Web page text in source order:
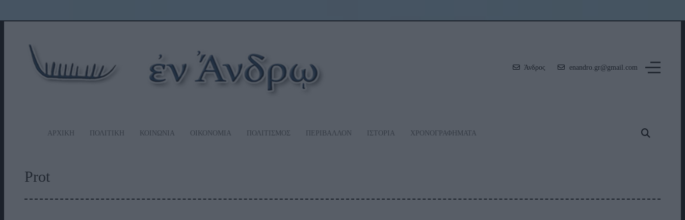
Άνδρος enandro.gr@gmail.com
ΑΡΧΙΚΗ ΠΟΛΙΤΙΚΗ ΚΟΙΝΩΝΙΑ ΟΙΚΟΝΟΜΙΑ ΠΟΛΙΤΙΣΜΟΣ ΠΕΡΙΒΑΛΛΟΝ ΙΣΤΟΡΙΑ ΧΡΟΝΟΓΡΑΦΗΜΑΤΑ
Prot